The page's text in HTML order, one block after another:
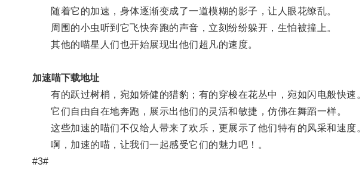
随着它的加速，身体逐渐变成了一道模糊的影子，让人眼花缭乱。
周围的小虫听到它飞快奔跑的声音，立刻纷纷躲开，生怕被撞上。
其他的喵星人们也开始展现出他们超凡的速度。
加速喵下载地址
有的跃过树梢，宛如矫健的猎豹；有的穿梭在花丛中，宛如闪电般快速。
它们自由自在地奔跑，展示出他们的灵活和敏捷，仿佛在舞蹈一样。
这些加速的喵们不仅给人带来了欢乐，更展示了他们特有的风采和速度。
啊，加速的喵，让我们一起感受它们的魅力吧！。
#3#